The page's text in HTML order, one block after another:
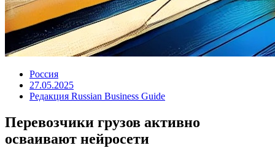
Россия
27.05.2025
Редакция Russian Business Guide
Перевозчики грузов активно
осваивают нейросети